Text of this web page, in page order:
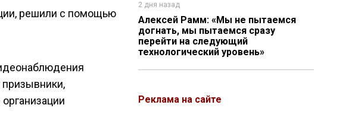
2 дня назад
Алексей Рамм: «Мы не пытаемся
догнать, мы пытаемся сразу
перейти на следующий
технологический уровень»
Реклама на сайте
решили с помощью